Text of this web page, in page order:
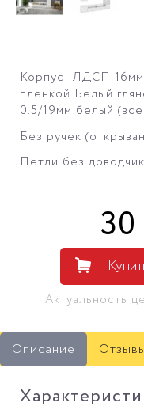
Корпус: ЛДСП
пленкой Белый
0.5/19мм белый
Без ручек
Петли без
30
Актуальность
Описание